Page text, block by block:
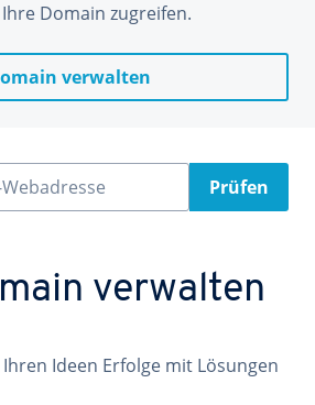
Domain zugreifen.
verwalten
Prüfen
verwalten
Ihren Ideen Erfolge mit Lösungen